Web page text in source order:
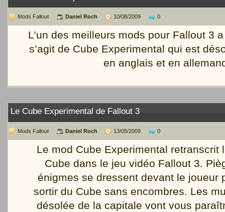
Mods Fallout Daniel Roch 10/08/2009 0
L’un des meilleurs mods pour Fallout 3
s’agit de Cube Experimental qui est
en anglais et en
Le Cube Experimental de Fallout 3
Mods Fallout Daniel Roch 13/05/2009 0
Le mod Cube Experimental retranscrit
Cube dans le jeu vidéo Fallout 3.
énigmes se dressent devant le joueur
sortir du Cube sans encombres. Les
désolée de la capitale vont vous